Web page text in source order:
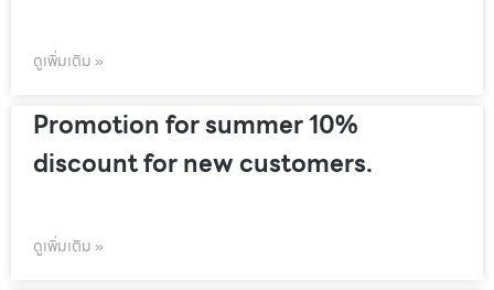
ดูเพิ่มเติม »
Promotion for summer 10%
discount for new customers.
ดูเพิ่มเติม »